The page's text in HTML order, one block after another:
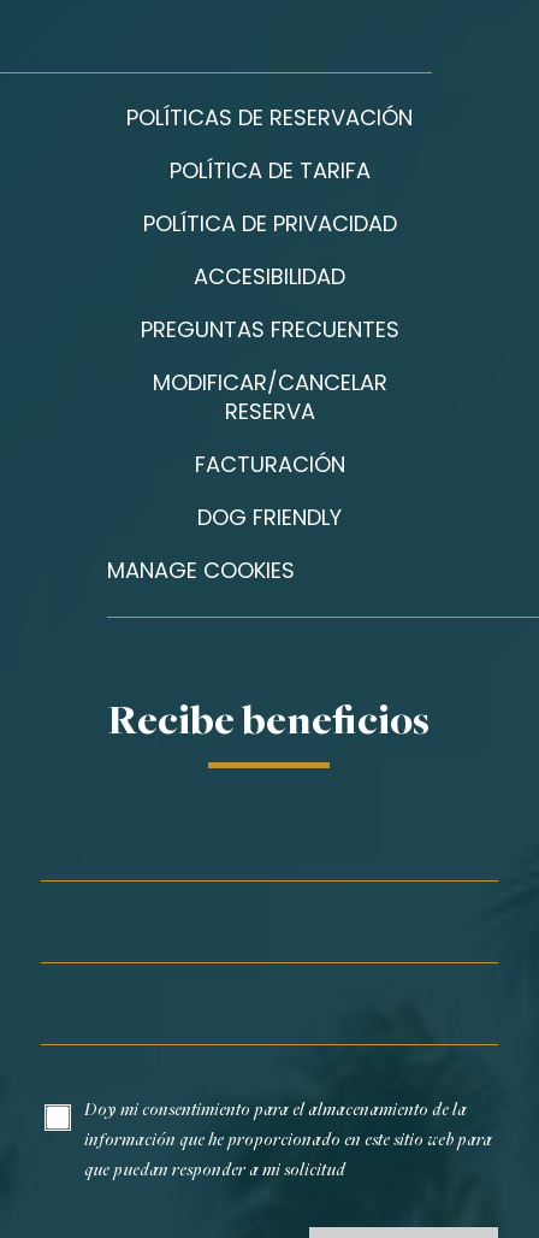
POLÍTICAS DE RESERVACIÓN
POLÍTICA DE TARIFA
POLÍTICA DE PRIVACIDAD
ACCESIBILIDAD
PREGUNTAS FRECUENTES
MODIFICAR/CANCELAR
RESERVA
FACTURACIÓN
DOG FRIENDLY
MANAGE COOKIES
Recibe beneficios
Doy mi consentimiento para el almacenamiento de la
información que he proporcionado en este sitio web para
que puedan responder a mi solicitud